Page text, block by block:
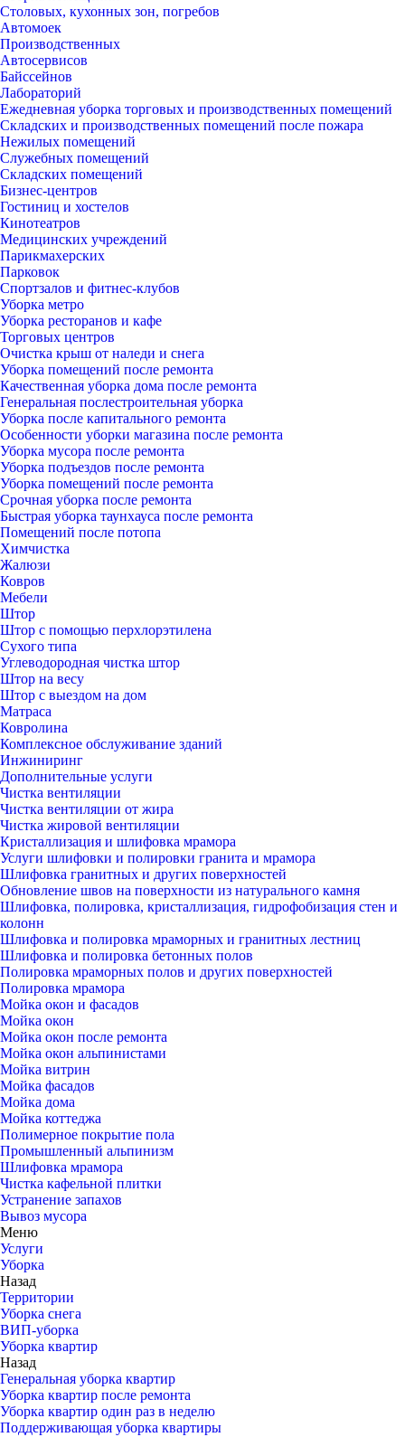
Столовых, кухонных зон, погребов
Автомоек
Производственных
Автосервисов
Байссейнов
Лабораторий
Ежедневная уборка торговых и производственных помещений
Складских и производственных помещений после пожара
Нежилых помещений
Служебных помещений
Складских помещений
Бизнес-центров
Гостиниц и хостелов
Кинотеатров
Медицинских учреждений
Парикмахерских
Парковок
Спортзалов и фитнес-клубов
Уборка метро
Уборка ресторанов и кафе
Торговых центров
Очистка крыш от наледи и снега
Уборка помещений после ремонта
Качественная уборка дома после ремонта
Генеральная послестроительная уборка
Уборка после капитального ремонта
Особенности уборки магазина после ремонта
Уборка мусора после ремонта
Уборка подъездов после ремонта
Уборка помещений после ремонта
Срочная уборка после ремонта
Быстрая уборка таунхауса после ремонта
Помещений после потопа
Химчистка
Жалюзи
Ковров
Мебели
Штор
Штор с помощью перхлорэтилена
Сухого типа
Углеводородная чистка штор
Штор на весу
Штор с выездом на дом
Матраса
Ковролина
Комплексное обслуживание зданий
Инжиниринг
Дополнительные услуги
Чистка вентиляции
Чистка вентиляции от жира
Чистка жировой вентиляции
Кристаллизация и шлифовка мрамора
Услуги шлифовки и полировки гранита и мрамора
Шлифовка гранитных и других поверхностей
Обновление швов на поверхности из натурального камня
Шлифовка, полировка, кристаллизация, гидрофобизация стен и
колонн
Шлифовка и полировка мраморных и гранитных лестниц
Шлифовка и полировка бетонных полов
Полировка мраморных полов и других поверхностей
Полировка мрамора
Мойка окон и фасадов
Мойка окон
Мойка окон после ремонта
Мойка окон альпинистами
Мойка витрин
Мойка фасадов
Мойка дома
Мойка коттеджа
Полимерное покрытие пола
Промышленный альпинизм
Шлифовка мрамора
Чистка кафельной плитки
Устранение запахов
Вывоз мусора
Меню
Услуги
Уборка
Назад
Территории
Уборка снега
ВИП-уборка
Уборка квартир
Назад
Генеральная уборка квартир
Уборка квартир после ремонта
Уборка квартир один раз в неделю
Поддерживающая уборка квартиры